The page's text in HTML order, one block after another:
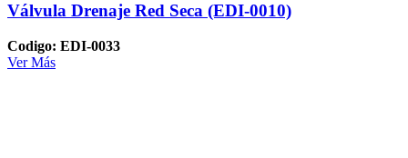
Válvula Drenaje Red Seca (EDI-0010)
Codigo: EDI-0033
Ver Más